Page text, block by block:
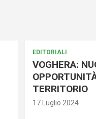
EDITORIALI
VOGHERA:
TERRITORIO
17 Luglio 2024